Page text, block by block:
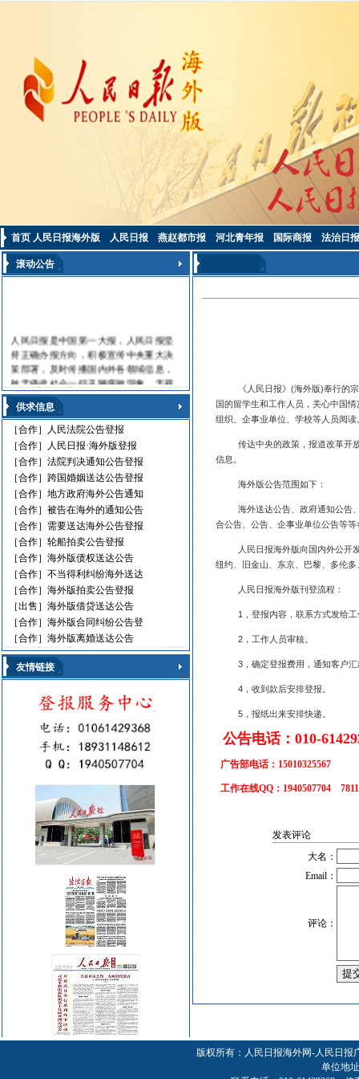
首页 人民日报海外版 人民日报 燕赵都市报 河北青年报 国际商报 法治日报
滚动公告
人民日报是中国第一大报，人民日报坚
持正确办报方向，积极宣传中央重大决
策部署，及时传播国内外各领域信息，
敢于痛批社会一些丑陋腐败现象，无视
法律的黑社会流氓，利用职权玩忽职守
的高级官员，受到读报人欢迎。人民日
报海外版，这是中国对外发行的最具权
威性的综合性中文日报，主要面向海外
华人、华侨、港澳台同胞和在各国，发
行80多个国家和地区。
人民日报刊登010-61429368
遗失声明 环保公告
减资公告 挂失声明
股份转让 政府通文
判决公告 律师声明
通告广告 企业注销
维权公告 解除声明
迁址公告 法院公告
开庭传票 海事文书
供求信息
［合作］
人民法院公告登报
［合作］
人民日报·海外版登报
［合作］法院判决通知公告登报
［合作］跨国婚姻送达公告登报
［合作］地方政府海外公告通知
［合作］被告在海外的通知公告
［合作］ 需要送达海外公告登报
［合作］轮船拍卖公告登报
［合作］海外版债权送达公告
［合作］不当得利纠纷海外送达
［合作］海外版拍卖公告登报
［出售］海外版借贷送达公告
［合作］海外版合同纠纷公告登
［合作］海外版离婚送达公告
友情链接
《人民日报》 (海外版)奉行的
国的留学生和工作人员，关心中国
组织、企事业单位、学校等人员阅读
传达中央的政策，报道改革开
信息。
海外版公告范围如下：
海外送达公告、政府通知公告
合公告、公告、企事业单位公告等等
人民日报海外版向国内外公开
纽约、旧金山、东京、巴黎、多伦
人民日报海外版刊登流程：
1 ，登报内容，联系方式发给
2 ，工作人员审核。
3 ，确定登报费用，通知客户
4 ，收到款后安排登报。
5 ，报纸出来安排快递。
公告电话：010-
广告部电话： 15010325567
工作在线QQ：1940507704
发表评论
大名：
Email：
评论：
版权所有：人民日报海外网-人民日
单位地